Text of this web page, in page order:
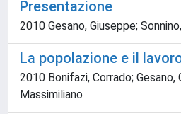
Presentazione
2010 Gesano, Giuseppe;
La popolazione e il
2010 Bonifazi, Corrado; Gesano,
Massimiliano